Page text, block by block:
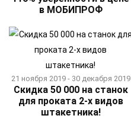
в МОБИПРОФ
21 ноября 2019 - 30 декабря 2019
Скидка 50 000 на станок
для проката 2-х видов
штакетника!